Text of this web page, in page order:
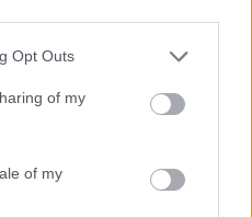
information including but
behaviour. You may click to
and its third-party tags to
purposes in below Google
Opt Outs
of my
of my
88, Ορεστιάδα, Νομός Έβρου
45 & Σόλωνος,